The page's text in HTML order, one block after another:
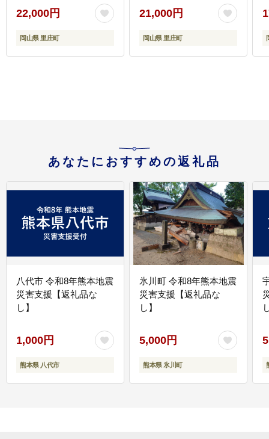
房） 《2026年8月下
旬-10月下旬頃出荷》 葡
萄 ブドウ フルーツ 果物
限定 岡山 里庄町
22,000円
岡山県 里庄町
萄 岡山県産 国産 フルー
ツ 果物 OEC KINGDOM
ぶどう家 果物類
21,000円
岡山県 里庄町
あなたにおすすめの返礼品
八代市 令和8年熊本地震
災害支援【返礼品な
し】
1,000円
熊本県 八代市
氷川町 令和8年熊本地震
災害支援【返礼品な
し】
5,000円
熊本県 氷川町